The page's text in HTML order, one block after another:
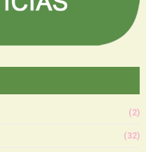
(2)
(32)